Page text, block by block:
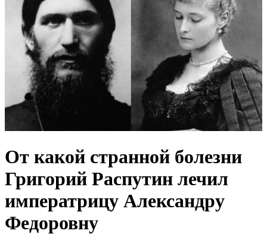
От какой странной болезни
Григорий Распутин лечил
императрицу Александру
Федоровну